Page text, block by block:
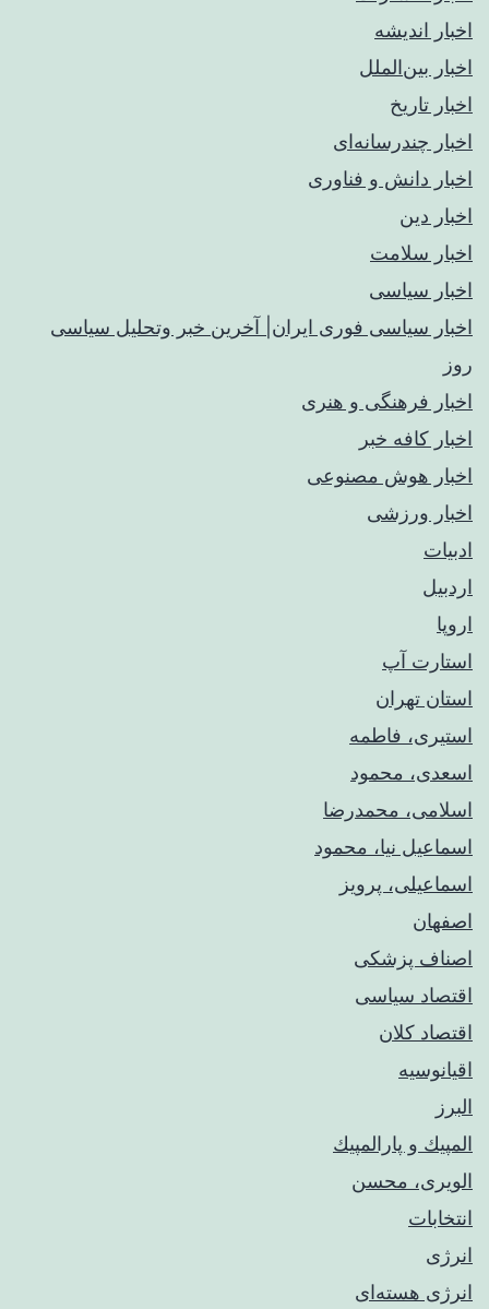
اخبار اندیشه
اخبار بین‌الملل
اخبار تاریخ
اخبار چندرسانه‌ای
اخبار دانش و فناوری
اخبار دین
اخبار سلامت
اخبار سیاسی
اخبار سیاسی فوری ایران| آخرین خبر وتحلیل سیاسی
روز
اخبار فرهنگی و هنری
اخبار کافه خبر
اخبار هوش مصنوعی
اخبار ورزشی
ادبیات
اردبیل
اروپا
استارت آپ
استان تهران
استیری، فاطمه
اسعدی، محمود
اسلامی، محمدرضا
اسماعیل نیا، محمود
اسماعیلی، پرویز
اصفهان
اصناف پزشکی
اقتصاد سیاسی
اقتصاد کلان
اقیانوسیه
البرز
المپيك و پارالمپيك
الویری، محسن
انتخابات
انرژی
انرژی هسته‌ای